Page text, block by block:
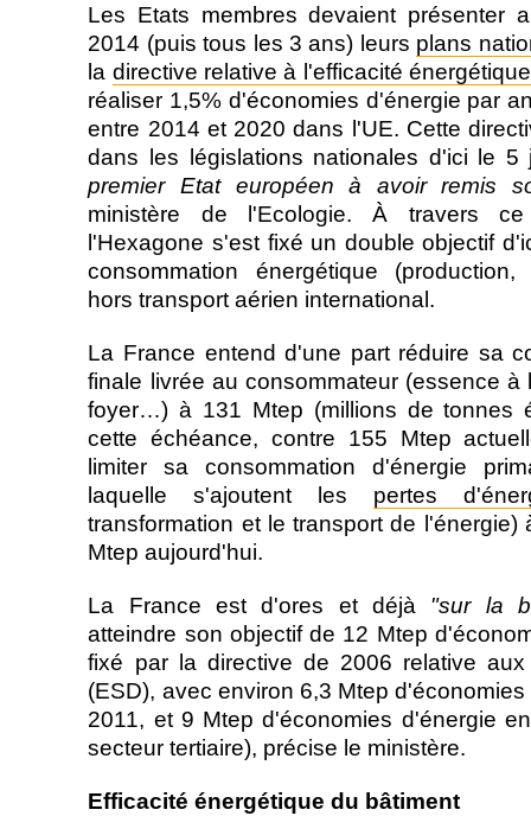
Les Etats membres devaient présenter
2014 (puis tous les 3 ans) leurs plans
la directive relative à l'efficacité énergétique
réaliser 1,5% d'économies d'énergie par
entre 2014 et 2020 dans l'UE. Cette
dans les législations nationales d'ici le
premier Etat européen à avoir remis
ministère de l'Ecologie. À travers
l'Hexagone s'est fixé un double objectif
consommation énergétique (production,
hors transport aérien international.
La France entend d'une part réduire sa
finale livrée au consommateur (essence à
foyer…) à 131 Mtep (millions de tonnes
cette échéance, contre 155 Mtep
limiter sa consommation d'énergie
laquelle s'ajoutent les pertes
transformation et le transport de l'énergie)
Mtep aujourd'hui.
La France est d'ores et déjà "sur la
atteindre son objectif de 12 Mtep
fixé par la directive de 2006 relative aux
(ESD), avec environ 6,3 Mtep
2011, et 9 Mtep d'économies d'énergie
secteur tertiaire), précise le ministère.
Efficacité énergétique du bâtiment